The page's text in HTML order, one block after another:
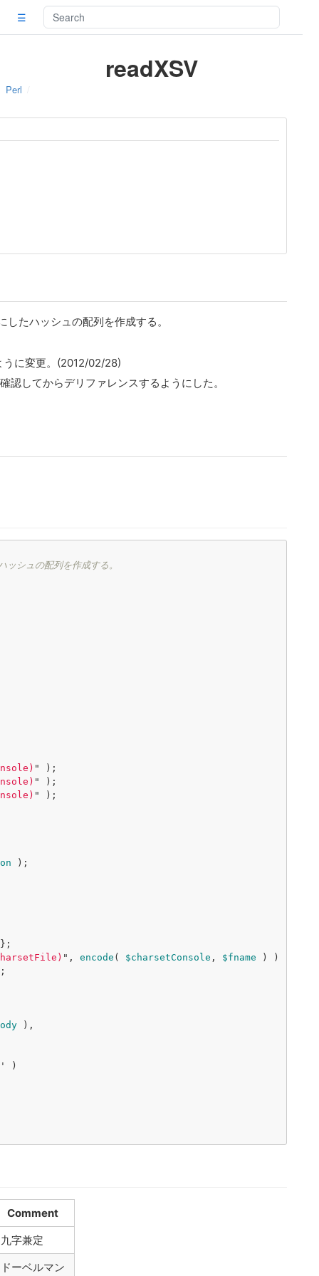
☰
readXSV
Perl
たハッシュの配列を作成する。
うに変更。(2012/02/28)
してからデリファレンスするようにした。
シュの配列を作成する。
) "
);
) "
);
) " );
);
};
) ", encode ( $charsetConsole , $fname )
)
),
' )
Comment
九字兼定
ドーベルマン